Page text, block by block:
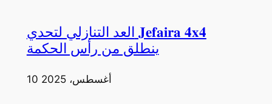
العد التنازلي لتحدي 𝐉𝐞𝐟𝐚𝐢𝐫𝐚 𝟒𝐱𝟒
ينطلق من رأس الحكمة
10 أغسطس، 2025